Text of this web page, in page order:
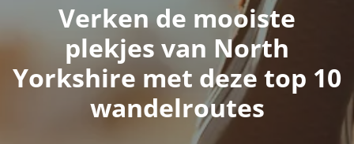
Verken de mooiste
plekjes van North
Yorkshire met deze top 10
wandelroutes